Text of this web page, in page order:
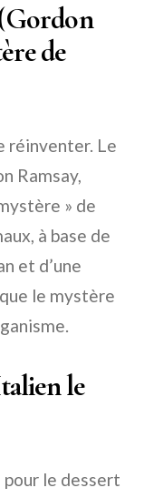
de
réinventer. Le
Ramsay,
» de
à base de
et d’une
le mystère
le
le dessert